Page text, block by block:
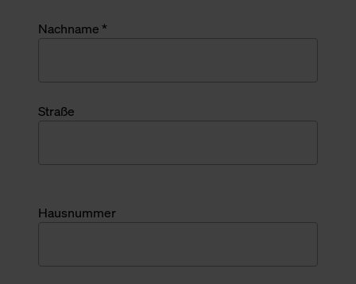
Nachname *
Straße
Hausnummer